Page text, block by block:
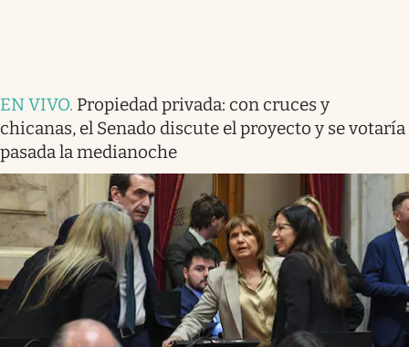
EN VIVO. Propiedad privada: con cruces y
chicanas, el Senado discute el proyecto y se votaría
pasada la medianoche